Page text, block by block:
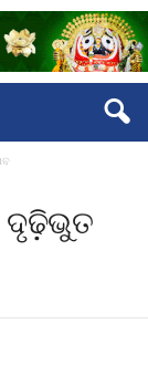
ଦୃଢ଼ିଭୁତ